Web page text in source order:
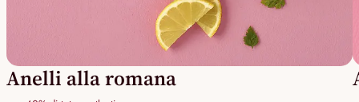
Anelli alla romana